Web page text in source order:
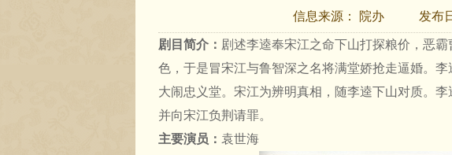
信息来源： 院办 发布
剧目简介： 剧述李逵奉宋江之命下山打探粮价，恶
色，于是冒宋江与鲁智深之名将满堂娇抢走逼婚。
大闹忠义堂。宋江为辨明真相，随李逵下山对质。
并向宋江负荆请罪。
主要演员： 袁世海